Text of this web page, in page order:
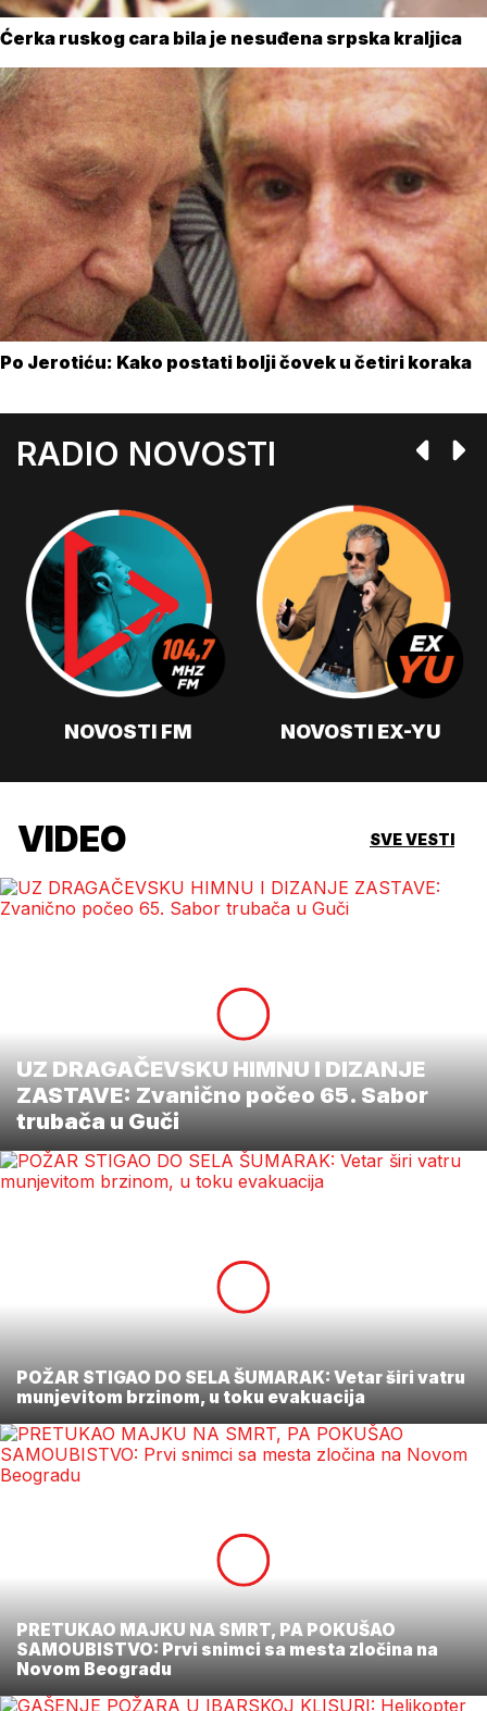
Ćerka ruskog cara bila je nesuđena srpska kraljica
Po Jerotiću: Kako postati bolji čovek u četiri koraka
RADIO NOVOSTI
NOVOSTI FM NOVOSTI EX-YU
VIDEO SVE VESTI
UZ DRAGAČEVSKU HIMNU I DIZANJE
ZASTAVE: Zvanično počeo 65. Sabor
trubača u Guči
POŽAR STIGAO DO SELA ŠUMARAK: Vetar širi vatru
munjevitom brzinom, u toku evakuacija
PRETUKAO MAJKU NA SMRT, PA POKUŠAO
SAMOUBISTVO: Prvi snimci sa mesta zločina na
Novom Beogradu